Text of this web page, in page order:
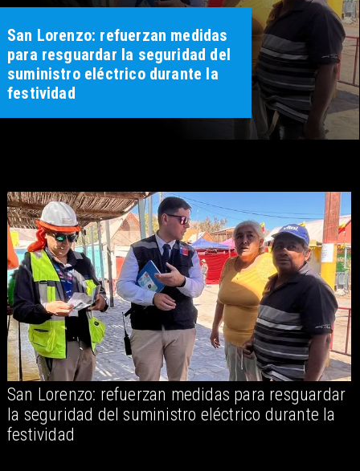
San Lorenzo: refuerzan medidas
para resguardar la seguridad del
suministro eléctrico durante la
festividad
San Lorenzo: refuerzan medidas para resguardar
la seguridad del suministro eléctrico durante la
festividad